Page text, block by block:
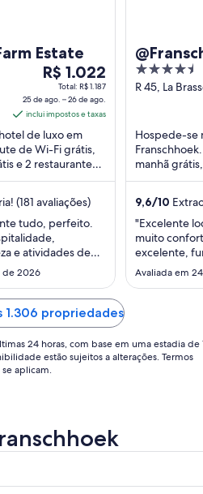
Estate
O
preço
é
de
R$ 1.022
por
diária
uma
estadia
de
25
ago.
a
26
de
ago..
R$ 1.022
Total: R$ 1.187
25 de ago. – 26 de ago.
inclui impostos e taxas
de luxo em
de Wi-Fi grátis,
e 2 restaurantes.
hóspedes
(181 avaliações)
tudo, perfeito.
e atividades de
Recomendo
mente que a
então
ficam
de 2026
4.5
out
R 45, La
Hospede-se
manhã
9,6/10
"Excelente
muito
excelente,
prestativos.
Avaliada em
1.306 propriedades
24 horas, com base em uma estadia de
estão sujeitos a alterações. Termos
aplicam.